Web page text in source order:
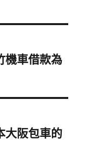
機車借款為
大阪包車的